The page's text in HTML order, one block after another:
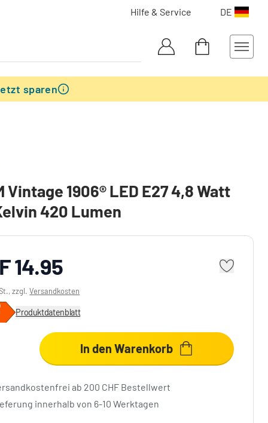
Hilfe & Service DE
sparen
Vintage 1906® LED E27 4,8 Watt
420 Lumen
14.95
zzgl.Versandkosten
Produktdatenblatt
In den Warenkorb
ab 200 CHF Bestellwert
innerhalb von 6-10 Werktagen